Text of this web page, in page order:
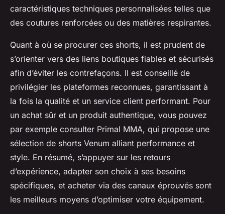
caractéristiques techniques personnalisées telles que
des coutures renforcées ou des matières respirantes.
Quant à où se procurer ces shorts, il est prudent de
s’orienter vers des liens boutiques fiables et sécurisés
afin d’éviter les contrefaçons. Il est conseillé de
privilégier les plateformes reconnues, garantissant à
la fois la qualité et un service client performant. Pour
un achat sûr et un produit authentique, vous pouvez
par exemple consulter Primal MMA, qui propose une
sélection de shorts Venum alliant performance et
style. En résumé, s’appuyer sur les retours
d’expérience, adapter son choix à ses besoins
spécifiques, et acheter via des canaux éprouvés sont
les meilleurs moyens d’optimiser votre équipement.